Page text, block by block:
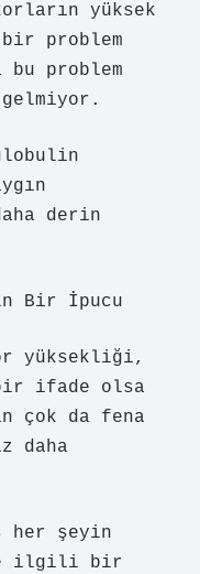
yüksek
problem
bu problem
derin
Bir İpucu
yüksekliği,
ifade olsa
çok da fena
daha
şeyin
ilgili bir